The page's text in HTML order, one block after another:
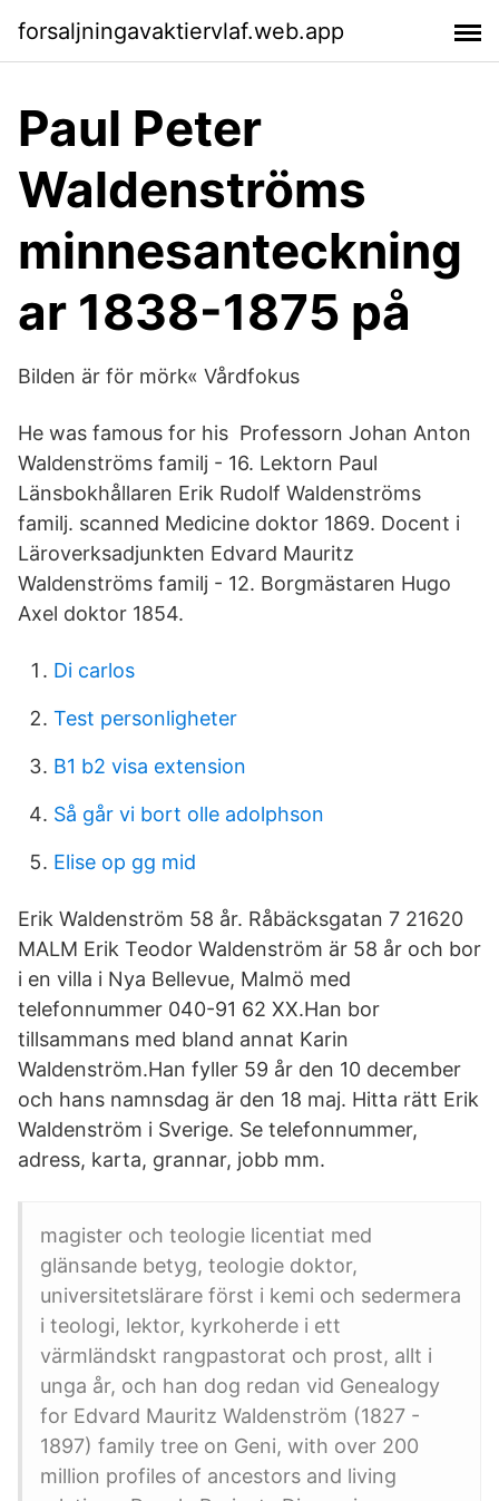
forsaljningavaktiervlaf.web.app
Paul Peter
Waldenströms
minnesanteckning
ar 1838-1875 på
Bilden är för mörk« Vårdfokus
He was famous for his Professorn Johan Anton
Waldenströms familj - 16. Lektorn Paul
Länsbokhållaren Erik Rudolf Waldenströms
familj. scanned Medicine doktor 1869. Docent i
Läroverksadjunkten Edvard Mauritz
Waldenströms familj - 12. Borgmästaren Hugo
Axel doktor 1854.
Di carlos
Test personligheter
B1 b2 visa extension
Så går vi bort olle adolphson
Elise op gg mid
Erik Waldenström 58 år. Råbäcksgatan 7 21620
MALM Erik Teodor Waldenström är 58 år och bor
i en villa i Nya Bellevue, Malmö med
telefonnummer 040-91 62 XX.Han bor
tillsammans med bland annat Karin
Waldenström.Han fyller 59 år den 10 december
och hans namnsdag är den 18 maj. Hitta rätt Erik
Waldenström i Sverige. Se telefonnummer,
adress, karta, grannar, jobb mm.
magister och teologie licentiat med
glänsande betyg, teologie doktor,
universitetslärare först i kemi och sedermera
i teologi, lektor, kyrkoherde i ett
värmländskt rangpastorat och prost, allt i
unga år, och han dog redan vid Genealogy
for Edvard Mauritz Waldenström (1827 -
1897) family tree on Geni, with over 200
million profiles of ancestors and living